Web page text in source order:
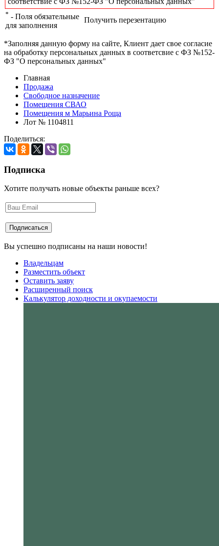
* - Поля обязательные
для заполнения
Получить перезентацию
*Заполняя данную форму на сайте, Клиент дает свое согласие
на обработку персональных данных в соответсвие с ФЗ №152-
ФЗ "О персональных данных"
Главная
Продажа
Свободное назначение
Помещения СВАО
Помещения м Марьина Роща
Лот № 1104811
Поделиться:
Подписка
Хотите получать новые объекты раньше всех?
Вы успешно подписаны на наши новости!
Владельцам
Разместить объект
Оставить заяву
Расширенный поиск
Калькулятор доходности и окупаемости